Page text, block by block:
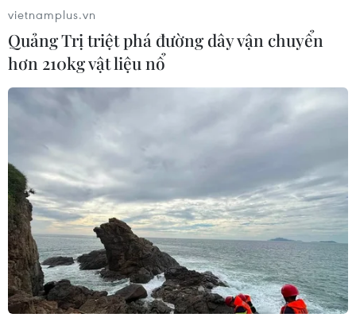
vietnamplus.vn
Quảng Trị triệt phá đường dây vận chuyển
hơn 210kg vật liệu nổ